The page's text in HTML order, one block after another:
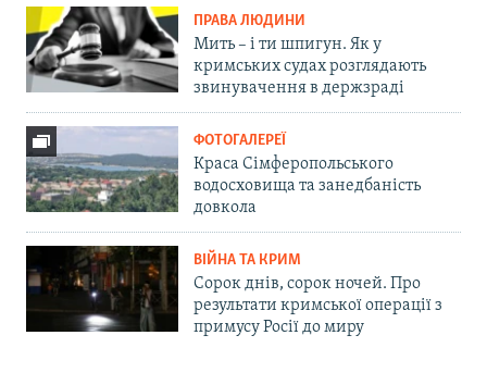
ПРАВА ЛЮДИНИ
Мить – і ти шпигун. Як у
кримських судах розглядають
звинувачення в держзраді
ФОТОГАЛЕРЕЇ
Краса Сімферопольського
водосховища та занедбаність
довкола
ВІЙНА ТА КРИМ
Сорок днів, сорок ночей. Про
результати кримської операції з
примусу Росії до миру